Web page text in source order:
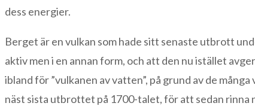
dess energier.
Berget är en vulkan som hade sitt senaste utbrott
aktiv men i en annan form, och att den nu istället
ibland för ”vulkanen av vatten”, på grund av de
näst sista utbrottet på 1700-talet, för att sedan